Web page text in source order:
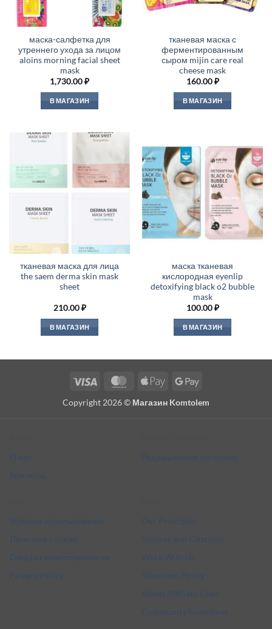
маска-салфетка для
утреннего ухода за лицом
aloins morning facial sheet
mask
1,730.00₽
В МАГАЗИН
тканевая маска с
ферментированным
сыром mijin care real
cheese mask
160.00₽
В МАГАЗИН
тканевая маска для лица
the saem derma skin mask
sheet
210.00₽
В МАГАЗИН
маска тканевая
кислородная eyenlip
detoxifying black o2 bubble
mask
100.00₽
В МАГАЗИН
Visa MasterCardApple
Google
Copyright 2026 © Магазин Komtolem
О нас
Контакты
Редакционная политика
Условия использования
Политика cookies
Отказ от ответственности
Privacy Policy
Our Principles
Sources and Citations
Work With Us
Takedown Policy
About Affiliate Links
Community Guidelines